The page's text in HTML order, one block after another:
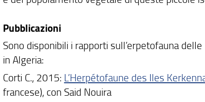
Pubblicazioni
Sono disponibili i rapporti sull’erpetofauna
in Algeria:
Corti C., 2015: L’Herpétofaune des Iles
francese), con Said Nouira